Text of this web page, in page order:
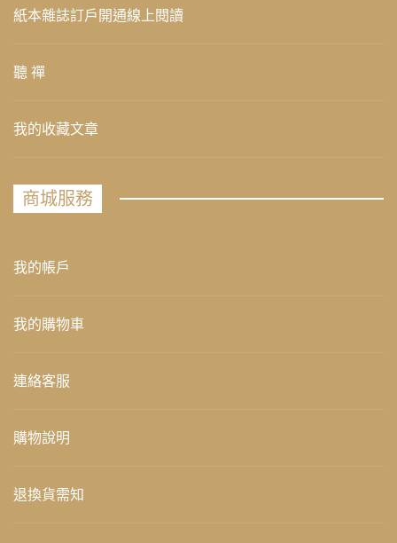
紙本雜誌訂戶開通線上閱讀
聽 禪
我的收藏文章
商城服務
我的帳戶
我的購物車
連絡客服
購物說明
退換貨需知